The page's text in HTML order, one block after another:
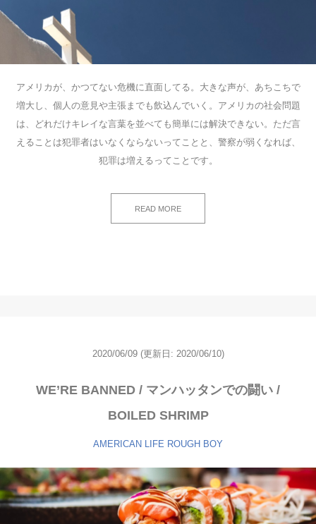
アメリカが、かつてない危機に直面してる。大きな声が、あちこちで
増大し、個人の意見や主張までも飲込んでいく。アメリカの社会問題
は、どれだけキレイな言葉を並べても簡単には解決できない。ただ言
えることは犯罪者はいなくならないってことと、警察が弱くなれば、
犯罪は増えるってことです。
READ MORE
2020/06/09 (更新日: 2020/06/10)
WE’RE BANNED / マンハッタンでの闘い /
BOILED SHRIMP
AMERICAN LIFE ROUGH BOY